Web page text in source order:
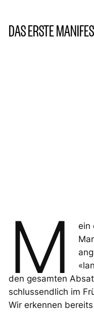
DAS ERSTE
M
ein
den gesamten
schlussendlich im
Wir erkennen